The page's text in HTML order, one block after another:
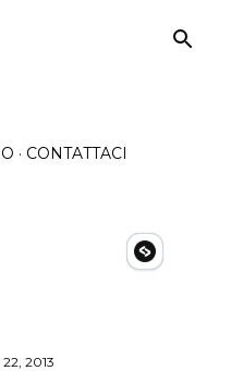
CONTATTACI
2013